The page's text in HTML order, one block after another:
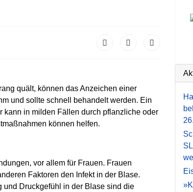
quält, können das Anzeichen einer
und sollte schnell behandelt werden. Ein
kann in milden Fällen durch pflanzliche oder
können helfen.
vor allem für Frauen. Frauen
Faktoren den Infekt in der Blase.
und Druckgefühl in der Blase sind die